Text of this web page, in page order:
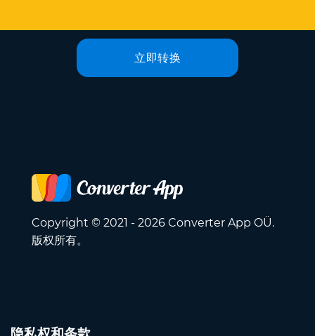
立即转换
Copyright © 2021 - 2026 Converter App OÜ.
版权所有。